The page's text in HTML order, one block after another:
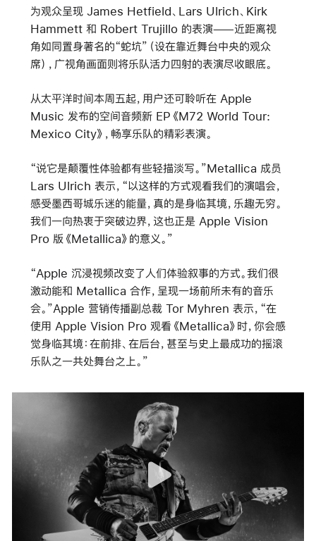
为观众呈现 James Hetfield、Lars Ulrich、Kirk
Hammett 和 Robert Trujillo 的表演——近距离视
角如同置身著名的“蛇坑”（设在靠近舞台中央的观众
席），广视角画面则将乐队活力四射的表演尽收眼底。
从太平洋时间本周五起，用户还可聆听在 Apple
Music 发布的空间音频新 EP 《M72 World Tour:
Mexico City》 ，畅享乐队的精彩表演。
“说它是颠覆性体验都有些轻描淡写。”Metallica 成员
Lars Ulrich 表示，“以这样的方式观看我们的演唱会，
感受墨西哥城乐迷的能量，真的是身临其境，乐趣无穷。
我们一向热衷于突破边界，这也正是 Apple Vision
Pro 版 《Metallica》 的意义。”
“Apple 沉浸视频改变了人们体验叙事的方式。我们很
激动能和 Metallica 合作，呈现一场前所未有的音乐
会。”Apple 营销传播副总裁 Tor Myhren 表示，“在
使用 Apple Vision Pro 观看 《Metallica》 时，你会感
觉身临其境：在前排、在后台，甚至与史上最成功的摇滚
乐队之一共处舞台之上。”